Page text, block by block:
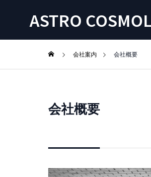
ASTRO
事業内容
会社案内 会社概要
会社概要